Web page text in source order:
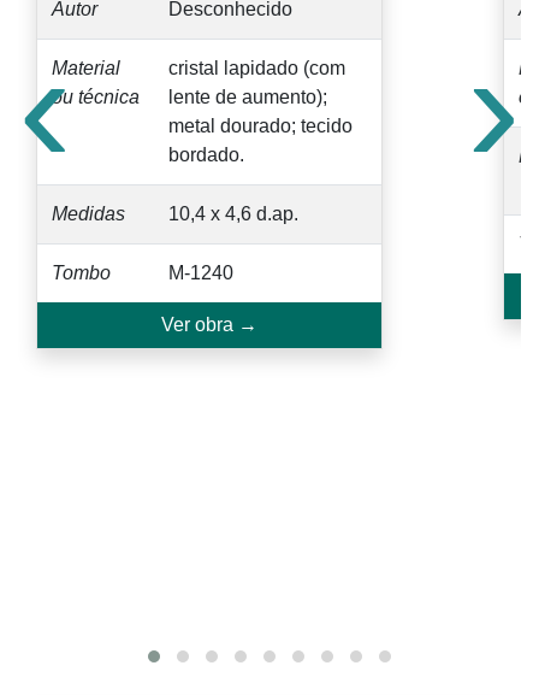
Autor Desconhecido
Material
ou técnica
cristal lapidado (com
lente de aumento);
metal dourado; tecido
bordado.
Medidas 10,4 x 4,6 d.ap.
Tombo M-1240
Ver obra →
‹ ›